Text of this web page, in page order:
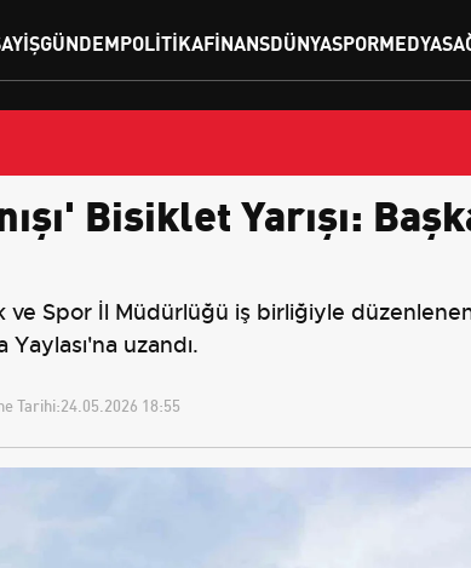
GÜNDEMPOLITIKAFINANSDÜNYASPORMEDYA
Bisiklet Yarışı:
Spor İl Müdürlüğü iş birliğiyle düzenlenen
Yaylası'na uzandı.
Tarihi:24.05.2026 18:55